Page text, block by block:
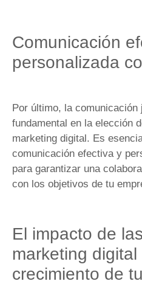
Comunicación
personalizada
Por último, la comunicación
fundamental en la elección
marketing digital. Es
comunicación efectiva y
para garantizar una
con los objetivos de tu
El impacto de
marketing digital
crecimiento de